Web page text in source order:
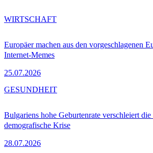
Europäer machen aus den vorgeschlagenen
Internet-Memes
25.07.2026
WIRTSCHAFT
Bulgariens hohe Geburtenrate verschleiert
demografische Krise
28.07.2026
GESUNDHEIT